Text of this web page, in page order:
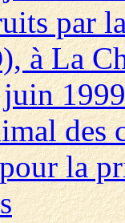
par
à La
des
la